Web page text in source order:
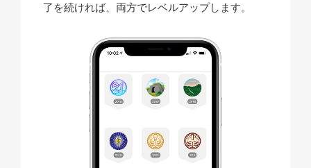
了を続ければ、両方でレベルアップします。